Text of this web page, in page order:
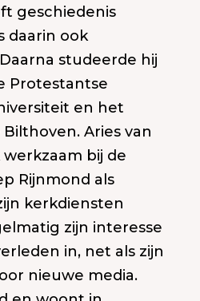
geschiedenis
daarin ook
studeerde hij
Protestantse
en het
Aries van
bij de
Rijnmond als
kerkdiensten
zijn interesse
in, net als zijn
nieuwe media.